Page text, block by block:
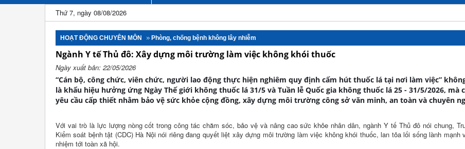
Thứ 7, ngày 08/08/2026
HOẠT ĐỘNG CHUYÊN MÔN Phòng, chống bệnh không lây nhiễm
Ngành Y tế Thủ đô: Xây dựng môi trường làm việc không khói thuốc
Ngày xuất bản: 22/05/2026
“Cán bộ, công chức, viên chức, người lao động thực hiện nghiêm quy định cấm hút thuốc lá tại nơi làm việc”
là khẩu hiệu hưởng ứng Ngày Thế giới không thuốc lá 31/5 và Tuần lễ Quốc gia không thuốc lá 25 - 31/5/2026, mà
yêu cầu cấp thiết nhằm bảo vệ sức khỏe cộng đồng, xây dựng môi trường công sở văn minh, an toàn và chuyên
Với vai trò là lực lượng nòng cốt trong công tác chăm sóc, bảo vệ và nâng cao sức khỏe nhân dân, ngành Y tế Thủ đô nói chung,
Kiểm soát bệnh tật (CDC) Hà Nội nói riêng đang quyết liệt xây dựng môi trường làm việc không khói thuốc, lan tỏa lối sống lành mạnh
nhiệm tới toàn xã hội.